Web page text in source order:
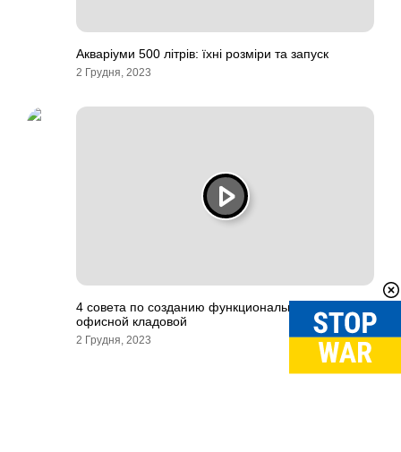
Акваріуми 500 літрів: їхні розміри та запуск
2 Грудня, 2023
4 совета по созданию функциональной и удобной
офисной кладовой
2 Грудня, 2023